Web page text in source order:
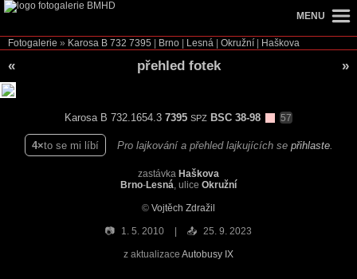
Fotogalerie » Karosa B 732 7395 Brno Lesná Okružní Haškova
« přehled fotek »
Karosa B 732.1654.3 7395 SPZ BSC 38-98 57
4 to se mi líbí Pro lajkování a přehled lajkujících se přihlaste.
zastávka Haškova
Brno-Lesná, ulice Okružní
© Vojtěch Zdražil
📷 1. 5. 2010 📤 25. 9. 2023
z aktualizace Autobusy IX
MENU